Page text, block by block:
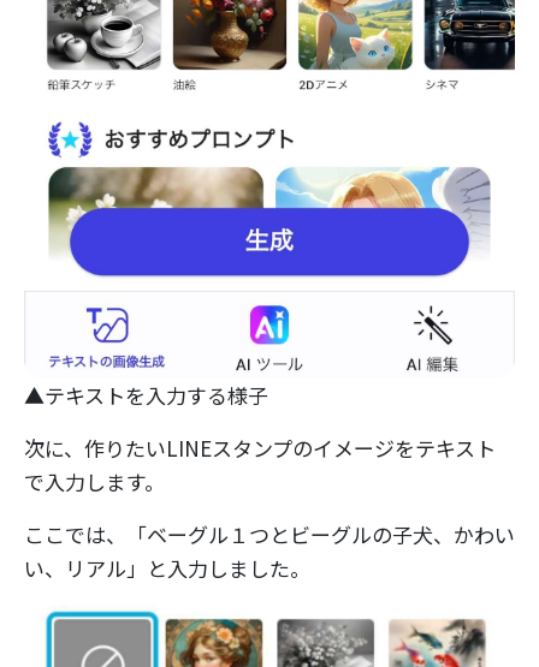
▲テキストを入力する様子
次に、作りたいLINEスタンプのイメージをテキスト
で入力します。
ここでは、「ベーグル１つとビーグルの子犬、かわい
い、リアル」と入力しました。